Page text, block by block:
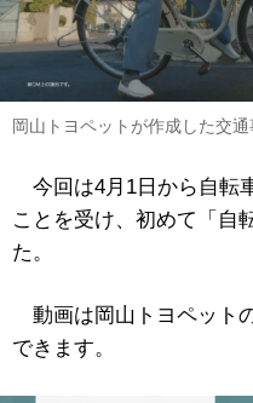
岡山トヨペットが作成した交
今回は4月1日から自転
ことを受け、初めて「自
た。
動画は岡山トヨペット
できます。